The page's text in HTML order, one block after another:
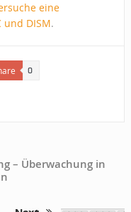
eine
und DISM.
0
– Überwachung in